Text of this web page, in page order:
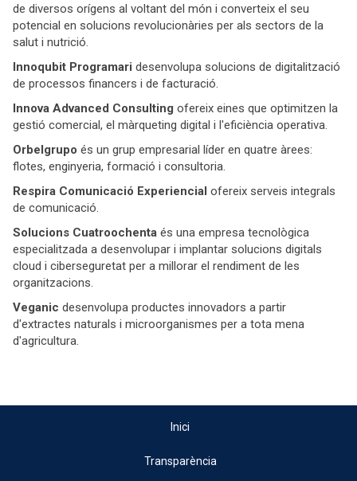
de diversos orígens al voltant del món i converteix el seu
potencial en solucions revolucionàries per als sectors de la
salut i nutrició.
Innoqubit Programari desenvolupa solucions de digitalització
de processos financers i de facturació.
Innova Advanced Consulting ofereix eines que optimitzen la
gestió comercial, el màrqueting digital i l'eficiència operativa.
Orbelgrupo és un grup empresarial líder en quatre àrees:
flotes, enginyeria, formació i consultoria.
Respira Comunicació Experiencial ofereix serveis integrals
de comunicació.
Solucions Cuatroochenta és una empresa tecnològica
especialitzada a desenvolupar i implantar solucions digitals
cloud i ciberseguretat per a millorar el rendiment de les
organitzacions.
Veganic desenvolupa productes innovadors a partir
d'extractes naturals i microorganismes per a tota mena
d'agricultura.
Inici
Transparència